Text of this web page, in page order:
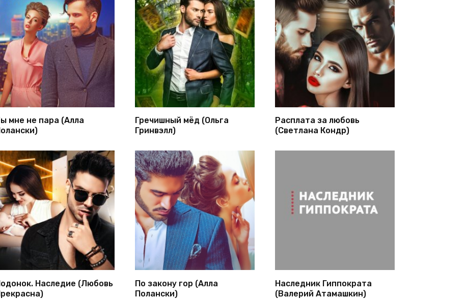
мне не пара (Алла
Гречишный мёд (Ольга
Гринвэлл)
Расплата за любовь
(Светлана Кондр)
Наследие (Любовь
По закону гор (Алла
Полански)
Наследник Гиппократа
(Валерий Атамашкин)